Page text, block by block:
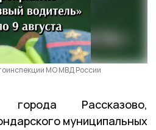
МО МВД России
Рассказово,
муниципальных